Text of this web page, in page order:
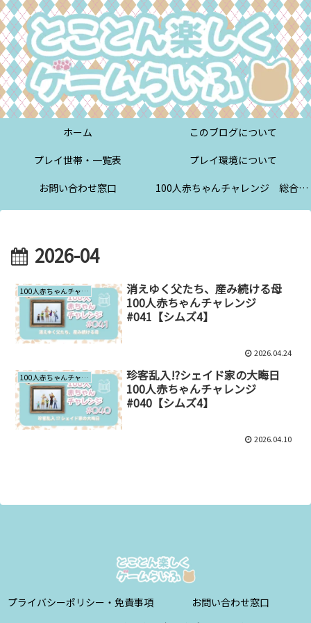
ホーム
このブログについて
プレイ世帯・一覧表
プレイ環境について
お問い合わせ窓口
100人赤ちゃんチャレンジ 総合案内
2026-04
100人赤ちゃんチャレンジ
消えゆく父たち、産み続ける母
100人赤ちゃんチャレンジ
#041【シムズ4】
2026.04.24
100人赤ちゃんチャレンジ
珍客乱入!?シェイド家の大晦日
100人赤ちゃんチャレンジ
#040【シムズ4】
2026.04.10
プライバシーポリシー・免責事項
お問い合わせ窓口